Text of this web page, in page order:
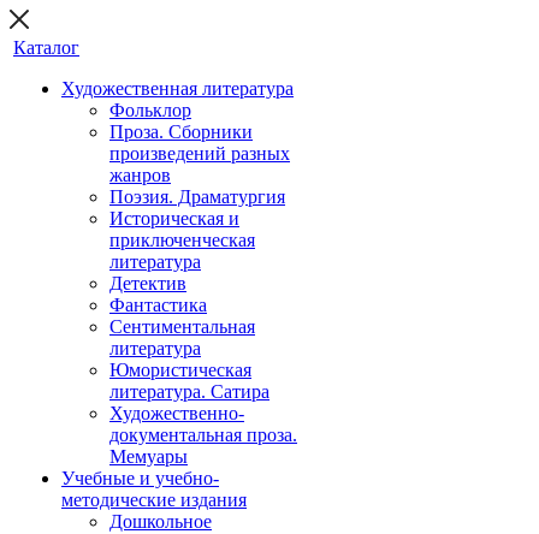
Каталог
Художественная литература
Фольклор
Проза. Сборники
произведений разных
жанров
Поэзия. Драматургия
Историческая и
приключенческая
литература
Детектив
Фантастика
Сентиментальная
литература
Юмористическая
литература. Сатира
Художественно-
документальная проза.
Мемуары
Учебные и учебно-
методические издания
Дошкольное